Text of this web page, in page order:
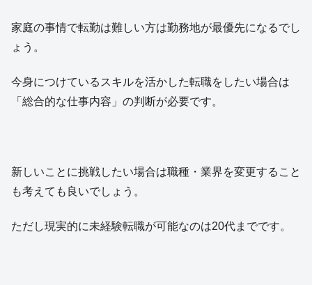
家庭の事情で転勤は難しい方は勤務地が最優先になるでし
ょう。
今身につけているスキルを活かした転職をしたい場合は
「総合的な仕事内容」の判断が必要です。
新しいことに挑戦したい場合は職種・業界を変更すること
も考えても良いでしょう。
ただし現実的に未経験転職が可能なのは20代までです。